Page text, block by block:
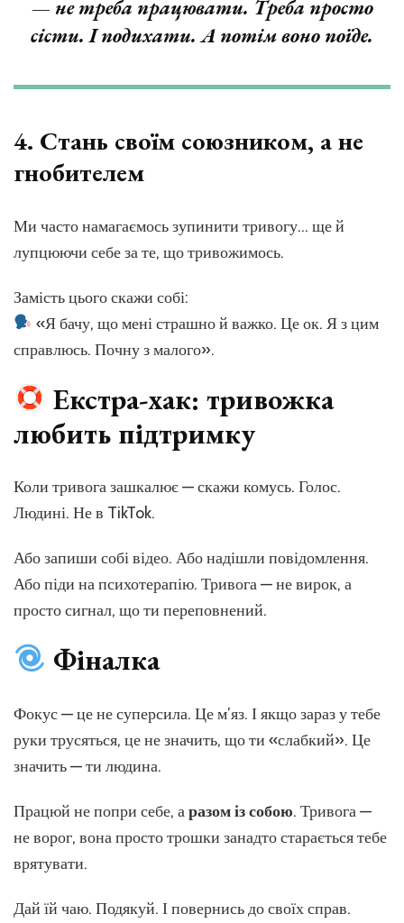
— не треба працювати. Треба просто
сісти. І подихати. А потім воно поїде.
4. Стань своїм союзником, а не
гнобителем
Ми часто намагаємось зупинити тривогу… ще й
лупцюючи себе за те, що тривожимось.
Замість цього скажи собі:
«Я бачу, що мені страшно й важко. Це ок. Я з цим
справлюсь. Почну з малого».
Екстра-хак: тривожка
любить підтримку
Коли тривога зашкалює — скажи комусь. Голос.
Людині. Не в TikTok.
Або запиши собі відео. Або надішли повідомлення.
Або піди на психотерапію. Тривога — не вирок, а
просто сигнал, що ти переповнений.
Фіналка
Фокус — це не суперсила. Це м’яз. І якщо зараз у тебе
руки трусяться, це не значить, що ти «слабкий». Це
значить — ти людина.
Працюй не попри себе, аразом із собою. Тривога —
не ворог, вона просто трошки занадто старається тебе
врятувати.
Дай їй чаю. Подякуй. І повернись до своїх справ.